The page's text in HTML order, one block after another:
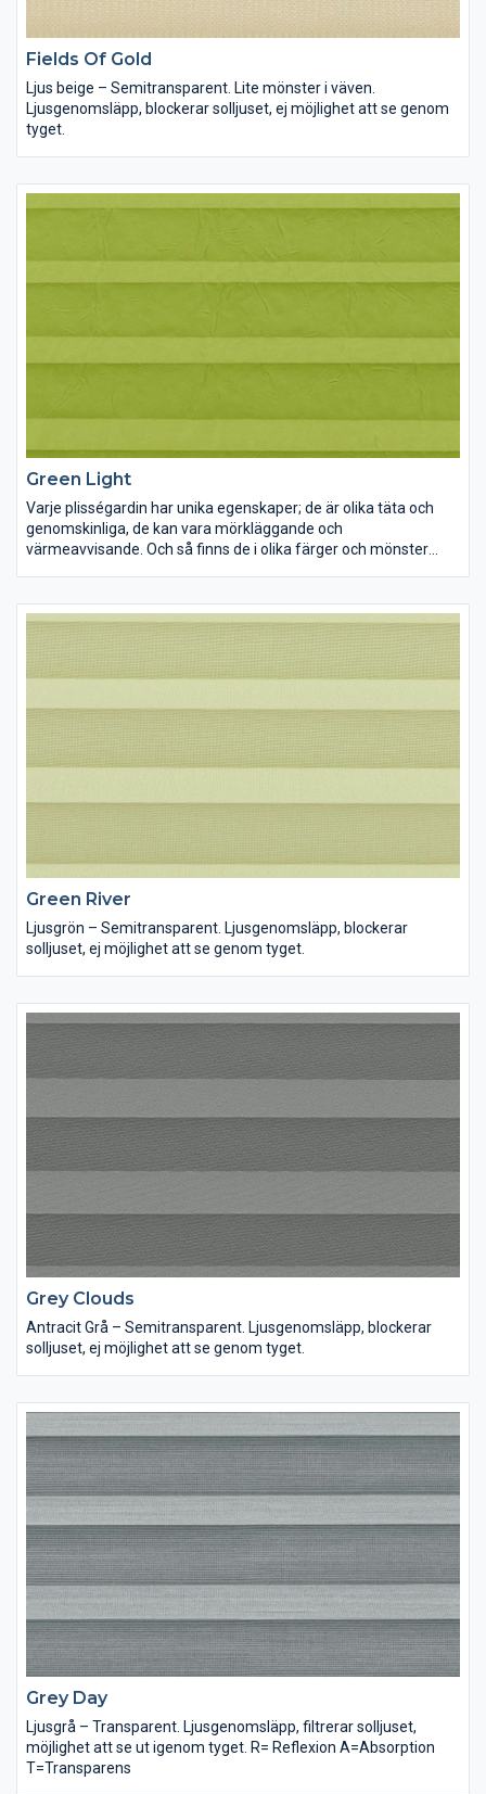
Fields Of Gold
Ljus beige – Semitransparent. Lite mönster i väven.
Ljusgenomsläpp, blockerar solljuset, ej möjlighet att se genom
tyget.
Green Light
Varje plisségardin har unika egenskaper; de är olika täta och
genomskinliga, de kan vara mörkläggande och
värmeavvisande. Och så finns de i olika färger och mönster
Green River
Ljusgrön – Semitransparent. Ljusgenomsläpp, blockerar
solljuset, ej möjlighet att se genom tyget.
Grey Clouds
Antracit Grå – Semitransparent. Ljusgenomsläpp, blockerar
solljuset, ej möjlighet att se genom tyget.
Grey Day
Ljusgrå – Transparent. Ljusgenomsläpp, filtrerar solljuset,
möjlighet att se ut igenom tyget. R= Reflexion A=Absorption
T=Transparens